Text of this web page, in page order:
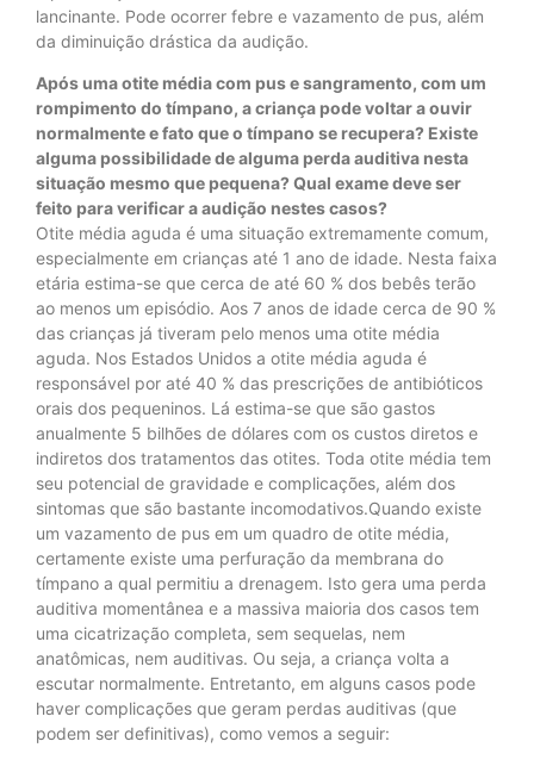
lancinante. Pode ocorrer febre e vazamento de pus, além
da diminuição drástica da audição.
Após uma otite média com pus e sangramento, com um
rompimento do tímpano, a criança pode voltar a ouvir
normalmente e fato que o tímpano se recupera? Existe
alguma possibilidade de alguma perda auditiva nesta
situação mesmo que pequena? Qual exame deve ser
feito para verificar a audição nestes casos?
Otite média aguda é uma situação extremamente comum,
especialmente em crianças até 1 ano de idade. Nesta faixa
etária estima-se que cerca de até 60 % dos bebês terão
ao menos um episódio. Aos 7 anos de idade cerca de 90 %
das crianças já tiveram pelo menos uma otite média
aguda. Nos Estados Unidos a otite média aguda é
responsável por até 40 % das prescrições de antibióticos
orais dos pequeninos. Lá estima-se que são gastos
anualmente 5 bilhões de dólares com os custos diretos e
indiretos dos tratamentos das otites. Toda otite média tem
seu potencial de gravidade e complicações, além dos
sintomas que são bastante incomodativos.Quando existe
um vazamento de pus em um quadro de otite média,
certamente existe uma perfuração da membrana do
tímpano a qual permitiu a drenagem. Isto gera uma perda
auditiva momentânea e a massiva maioria dos casos tem
uma cicatrização completa, sem sequelas, nem
anatômicas, nem auditivas. Ou seja, a criança volta a
escutar normalmente. Entretanto, em alguns casos pode
haver complicações que geram perdas auditivas (que
podem ser definitivas), como vemos a seguir: